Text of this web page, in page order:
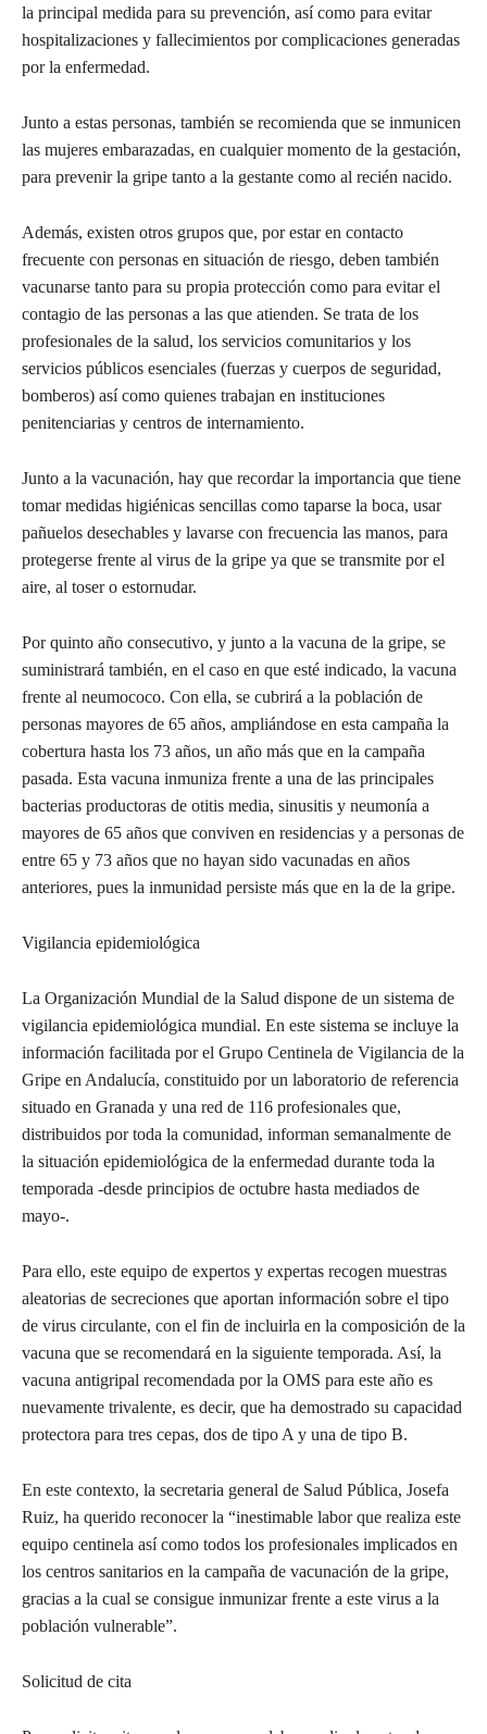
la principal medida para su prevención, así como para evitar
hospitalizaciones y fallecimientos por complicaciones generadas
por la enfermedad.
Junto a estas personas, también se recomienda que se inmunicen
las mujeres embarazadas, en cualquier momento de la gestación,
para prevenir la gripe tanto a la gestante como al recién nacido.
Además, existen otros grupos que, por estar en contacto
frecuente con personas en situación de riesgo, deben también
vacunarse tanto para su propia protección como para evitar el
contagio de las personas a las que atienden. Se trata de los
profesionales de la salud, los servicios comunitarios y los
servicios públicos esenciales (fuerzas y cuerpos de seguridad,
bomberos) así como quienes trabajan en instituciones
penitenciarias y centros de internamiento.
Junto a la vacunación, hay que recordar la importancia que tiene
tomar medidas higiénicas sencillas como taparse la boca, usar
pañuelos desechables y lavarse con frecuencia las manos, para
protegerse frente al virus de la gripe ya que se transmite por el
aire, al toser o estornudar.
Por quinto año consecutivo, y junto a la vacuna de la gripe, se
suministrará también, en el caso en que esté indicado, la vacuna
frente al neumococo. Con ella, se cubrirá a la población de
personas mayores de 65 años, ampliándose en esta campaña la
cobertura hasta los 73 años, un año más que en la campaña
pasada. Esta vacuna inmuniza frente a una de las principales
bacterias productoras de otitis media, sinusitis y neumonía a
mayores de 65 años que conviven en residencias y a personas de
entre 65 y 73 años que no hayan sido vacunadas en años
anteriores, pues la inmunidad persiste más que en la de la gripe.
Vigilancia epidemiológica
La Organización Mundial de la Salud dispone de un sistema de
vigilancia epidemiológica mundial. En este sistema se incluye la
información facilitada por el Grupo Centinela de Vigilancia de la
Gripe en Andalucía, constituido por un laboratorio de referencia
situado en Granada y una red de 116 profesionales que,
distribuidos por toda la comunidad, informan semanalmente de
la situación epidemiológica de la enfermedad durante toda la
temporada -desde principios de octubre hasta mediados de
mayo-.
Para ello, este equipo de expertos y expertas recogen muestras
aleatorias de secreciones que aportan información sobre el tipo
de virus circulante, con el fin de incluirla en la composición de la
vacuna que se recomendará en la siguiente temporada. Así, la
vacuna antigripal recomendada por la OMS para este año es
nuevamente trivalente, es decir, que ha demostrado su capacidad
protectora para tres cepas, dos de tipo A y una de tipo B.
En este contexto, la secretaria general de Salud Pública, Josefa
Ruiz, ha querido reconocer la “inestimable labor que realiza este
equipo centinela así como todos los profesionales implicados en
los centros sanitarios en la campaña de vacunación de la gripe,
gracias a la cual se consigue inmunizar frente a este virus a la
población vulnerable”.
Solicitud de cita